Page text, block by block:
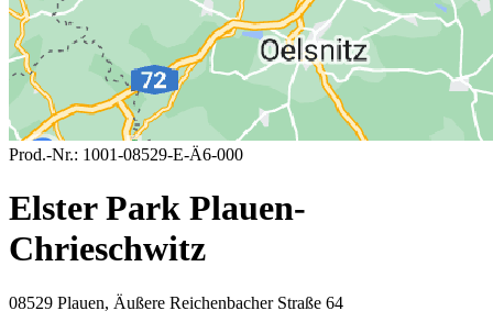
Prod.-Nr.: 1001-08529-E-Ä6-000
Elster Park Plauen-
Chrieschwitz
08529 Plauen, Äußere Reichenbacher Straße 64